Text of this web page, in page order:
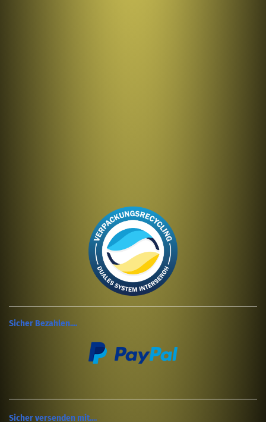
Sicher Bezahlen....
Sicher versenden mit....